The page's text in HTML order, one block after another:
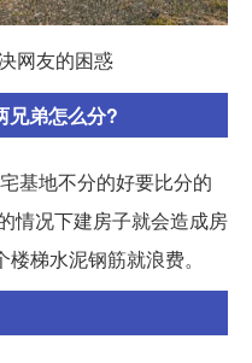
网友的困惑
兄弟怎么分?
基地不分的好要比分的
情况下建房子就会造成房
梯水泥钢筋就浪费。